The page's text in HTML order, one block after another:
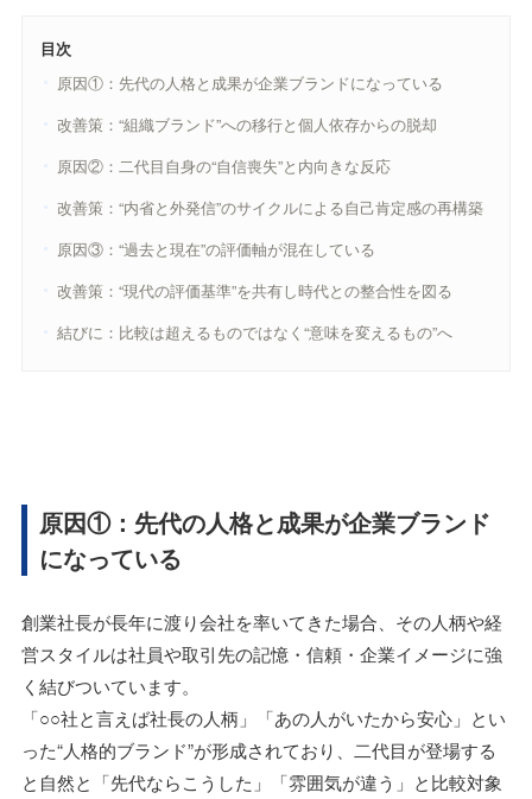
目次
原因①：先代の人格と成果が企業ブランドになっている
改善策：“組織ブランド”への移行と個人依存からの脱却
原因②：二代目自身の“自信喪失”と内向きな反応
改善策：“内省と外発信”のサイクルによる自己肯定感の再構築
原因③：“過去と現在”の評価軸が混在している
改善策：“現代の評価基準”を共有し時代との整合性を図る
結びに：比較は超えるものではなく“意味を変えるもの”へ
原因①：先代の人格と成果が企業ブランド
になっている
創業社長が長年に渡り会社を率いてきた場合、その人柄や経
営スタイルは社員や取引先の記憶・信頼・企業イメージに強
く結びついています。
「○○社と言えば社長の人柄」「あの人がいたから安心」とい
った“人格的ブランド”が形成されており、二代目が登場する
と自然と「先代ならこうした」「雰囲気が違う」と比較対象